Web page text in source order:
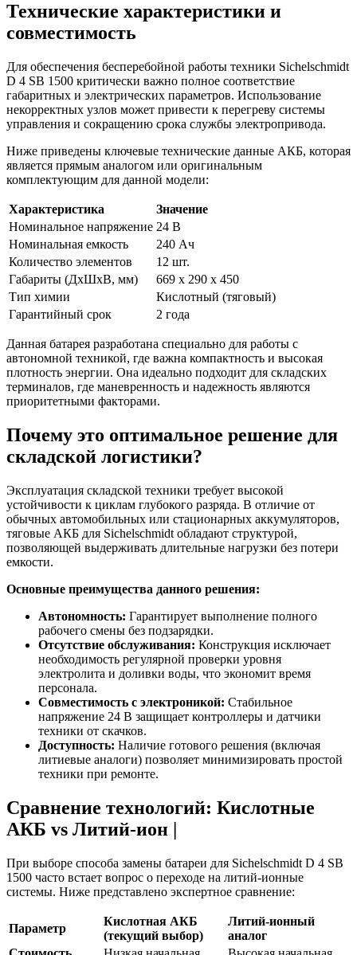
Технические характеристики и
совместимость
Для обеспечения бесперебойной работы техники Sichelschmidt
D 4 SB 1500 критически важно полное соответствие
габаритных и электрических параметров. Использование
некорректных узлов может привести к перегреву системы
управления и сокращению срока службы электропривода.
Ниже приведены ключевые технические данные АКБ, которая
является прямым аналогом или оригинальным
комплектующим для данной модели:
Характеристика
Значение
Номинальное напряжение 24 В
Номинальная емкость
240 Ач
Количество элементов
12 шт.
Габариты (ДхШхВ, мм)
669 x 290 x 450
Тип химии
Кислотный (тяговый)
Гарантийный срок
2 года
Данная батарея разработана специально для работы с
автономной техникой, где важна компактность и высокая
плотность энергии. Она идеально подходит для складских
терминалов, где маневренность и надежность являются
приоритетными факторами.
Почему это оптимальное решение для
складской логистики?
Эксплуатация складской техники требует высокой
устойчивости к циклам глубокого разряда. В отличие от
обычных автомобильных или стационарных аккумуляторов,
тяговые АКБ для Sichelschmidt обладают структурой,
позволяющей выдерживать длительные нагрузки без потери
емкости.
Основные преимущества данного решения:
Автономность: Гарантирует выполнение полного
рабочего смены без подзарядки.
Отсутствие обслуживания: Конструкция исключает
необходимость регулярной проверки уровня
электролита и доливки воды, что экономит время
персонала.
Совместимость с электроникой: Стабильное
напряжение 24 В защищает контроллеры и датчики
техники от скачков.
Доступность: Наличие готового решения (включая
литиевые аналоги) позволяет минимизировать простой
техники при ремонте.
Сравнение технологий: Кислотные
АКБ vs Литий-ион |
При выборе способа замены батареи для Sichelschmidt D 4 SB
1500 часто встает вопрос о переходе на литий-ионные
системы. Ниже представлено экспертное сравнение:
Параметр
Кислотная АКБ
(текущий выбор)
Литий-ионный
аналог